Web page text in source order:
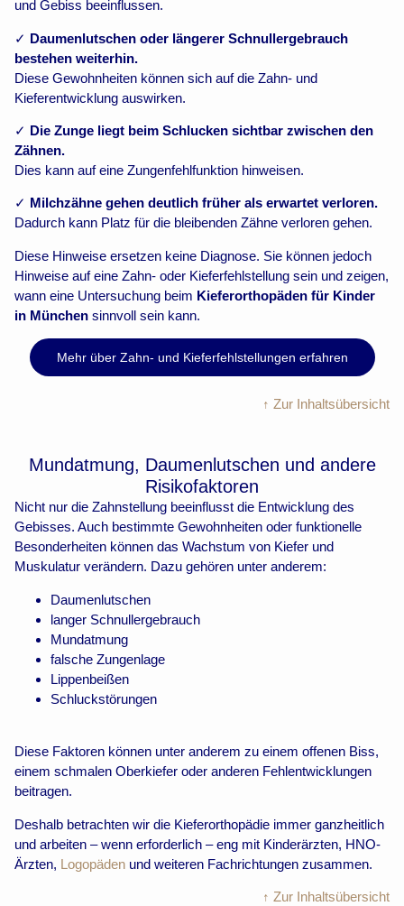
und Gebiss beeinflussen.
✓ Daumenlutschen oder längerer Schnullergebrauch
bestehen weiterhin.
Diese Gewohnheiten können sich auf die Zahn- und
Kieferentwicklung auswirken.
✓ Die Zunge liegt beim Schlucken sichtbar zwischen den
Zähnen.
Dies kann auf eine Zungenfehlfunktion hinweisen.
✓ Milchzähne gehen deutlich früher als erwartet verloren.
Dadurch kann Platz für die bleibenden Zähne verloren gehen.
Diese Hinweise ersetzen keine Diagnose. Sie können jedoch
Hinweise auf eine Zahn- oder Kieferfehlstellung sein und zeigen,
wann eine Untersuchung beim Kieferorthopäden für Kinder
in München sinnvoll sein kann.
Mehr über Zahn- und Kieferfehlstellungen erfahren
↑ Zur Inhaltsübersicht
Mundatmung, Daumenlutschen und andere
Risikofaktoren
Nicht nur die Zahnstellung beeinflusst die Entwicklung des
Gebisses. Auch bestimmte Gewohnheiten oder funktionelle
Besonderheiten können das Wachstum von Kiefer und
Muskulatur verändern. Dazu gehören unter anderem:
Daumenlutschen
langer Schnullergebrauch
Mundatmung
falsche Zungenlage
Lippenbeißen
Schluckstörungen
Diese Faktoren können unter anderem zu einem offenen Biss,
einem schmalen Oberkiefer oder anderen Fehlentwicklungen
beitragen.
Deshalb betrachten wir die Kieferorthopädie immer ganzheitlich
und arbeiten – wenn erforderlich – eng mit Kinderärzten, HNO-
Ärzten, Logopäden und weiteren Fachrichtungen zusammen.
↑ Zur Inhaltsübersicht